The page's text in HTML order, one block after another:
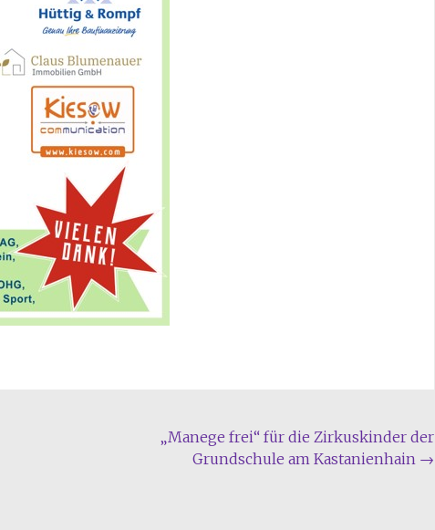
„Manege frei“ für die Zirkuskinder der
Grundschule am Kastanienhain →